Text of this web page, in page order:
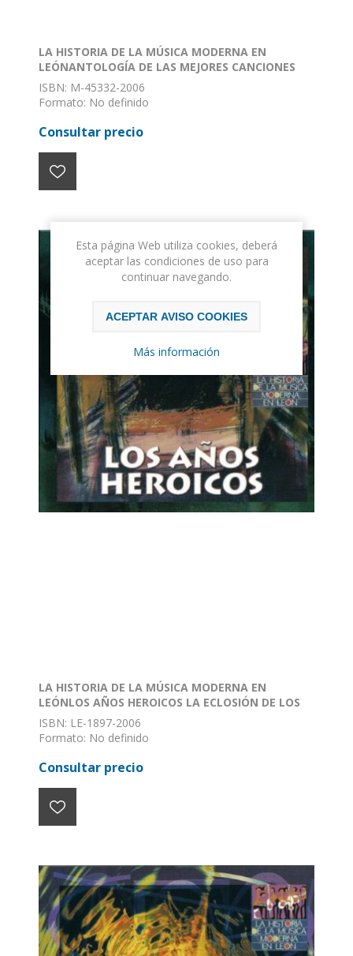
LA HISTORIA DE LA MÚSICA MODERNA EN
LEÓNANTOLOGÍA DE LAS MEJORES CANCIONES
ISBN: M-45332-2006
Formato: No definido
Consultar precio
LA HISTORIA DE LA MÚSICA MODERNA EN
LEÓNLOS AÑOS HEROICOS LA ECLOSIÓN DE LOS
OCHENTA (I)
ISBN: LE-1897-2006
Formato: No definido
Consultar precio
Esta página Web utiliza cookies, deberá
aceptar las condiciones de uso para
continuar navegando.
ACEPTAR AVISO COOKIES
Más información